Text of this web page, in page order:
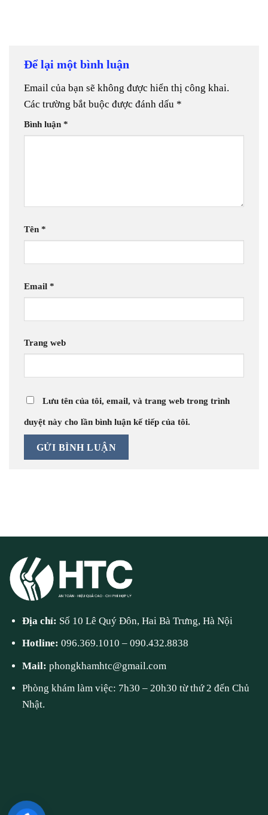
Để lại một bình luận
Email của bạn sẽ không được hiển thị công khai.
Các trường bắt buộc được đánh dấu *
Bình luận *
Tên *
Email *
Trang web
Lưu tên của tôi, email, và trang web trong trình
duyệt này cho lần bình luận kế tiếp của tôi.
Địa chỉ: Số 10 Lê Quý Đôn, Hai Bà Trưng, Hà Nội
Hotline:096.369.1010 –090.432.8838
Mail:phongkhamhtc@gmail.com
Phòng khám làm việc: 7h30 – 20h30 từ thứ 2 đến Chủ
Nhật.